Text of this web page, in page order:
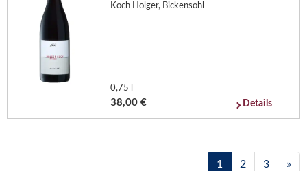
Koch Holger, Bickensohl
0,75 l
38,00 € Details
1 2 3 »